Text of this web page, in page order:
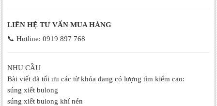
LIÊN HỆ TƯ VẤN MUA HÀNG
📞 Hotline: 0919 897 768
NHU CẦU
Bài viết đã tối ưu các từ khóa đang có lượng tìm kiếm cao:
súng xiết bulong
súng xiết bulong khí nén